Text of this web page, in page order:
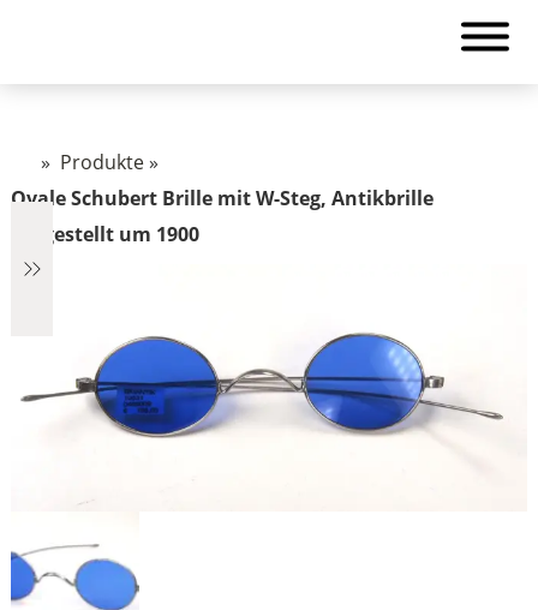
» Produkte»
Ovale Schubert Brille mit W-Steg, Antikbrille
hergestellt um 1900
€348